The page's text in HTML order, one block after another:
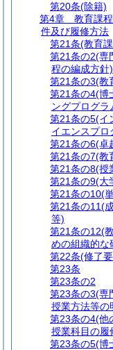
第20条(除籍)
第4章
教育課
件及び履修方法
第21条(教育
第21条の2(専
程の編成方針)
第21条の3(教
第21条の4(博
ングプログラ
第21条の5(イ
イエンスプロ
第21条の6(卓
第21条の7(教
第21条の8(授
第21条の9(大
第21条の10(
第21条の11(
等)
第21条の12(
めの組織的な
第22条(修了
第23条
第23条の2
第23条の3(専
授業方法等の
第23条の4(他
授業科目の履
第23条の5(博